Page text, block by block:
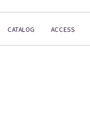
CATALOG ACCESS